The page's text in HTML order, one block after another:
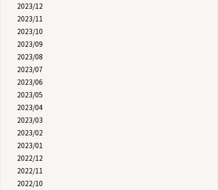
2023/12
2023/11
2023/10
2023/09
2023/08
2023/07
2023/06
2023/05
2023/04
2023/03
2023/02
2023/01
2022/12
2022/11
2022/10